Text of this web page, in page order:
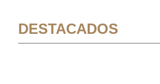
DESTACADOS